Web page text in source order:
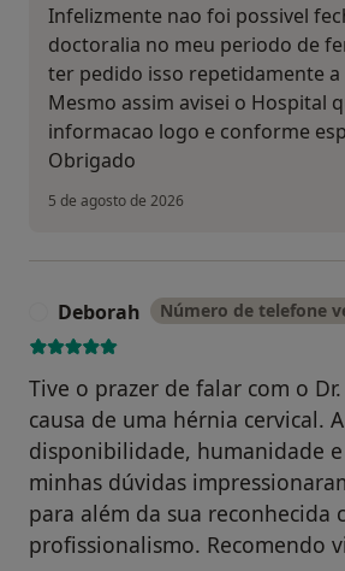
Infelizmente nao foi possivel
doctoralia no meu periodo de
ter pedido isso repetidamente
Mesmo assim avisei o Hospital
informacao logo e conforme
Obrigado
5 de agosto de 2026
Deborah Número de telefone
Tive o prazer de falar com o
causa de uma hérnia cervical.
disponibilidade, humanidade
minhas dúvidas
para além da sua reconhecida
profissionalismo. Recomendo